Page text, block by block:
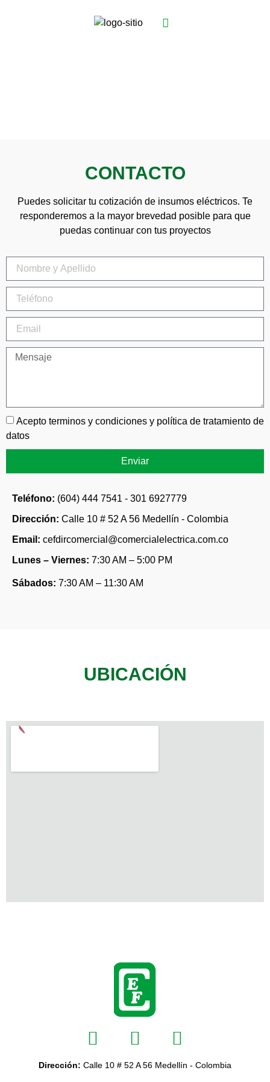
CONTACTO
Puedes solicitar tu cotización de insumos eléctricos. Te
responderemos a la mayor brevedad posible para que
puedas continuar con tus proyectos
Acepto terminos y condiciones y política de tratamiento de
datos
Enviar
Teléfono: (604) 444 7541 - 301 6927779
Dirección: Calle 10 # 52 A 56 Medellín - Colombia
Email: cefdircomercial@comercialelectrica.com.co
Lunes – Viernes: 7:30 AM – 5:00 PM
Sábados: 7:30 AM – 11:30 AM
UBICACIÓN
Dirección: Calle 10 # 52 A 56 Medellín - Colombia